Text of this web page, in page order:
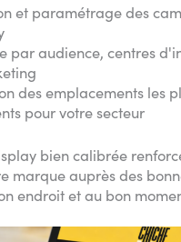
et paramétrage des
par audience, centres
des emplacements les
pour votre secteur
bien calibrée
marque auprès des
endroit et au bon